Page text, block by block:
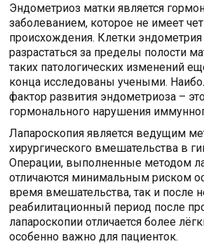
Эндометриоз матки является
заболеванием, которое не имеет
происхождения. Клетки
разрастаться за пределы полости
таких патологических изменений
конца исследованы учеными.
фактор развития эндометриоза –
гормонального нарушения
Лапароскопия является ведущим
хирургического вмешательства в
Операции, выполненные методом
отличаются минимальным риском
время вмешательства, так и после
реабилитационный период после
лапароскопии отличается более
особенно важно для пациенток.